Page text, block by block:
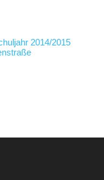
2014/2015